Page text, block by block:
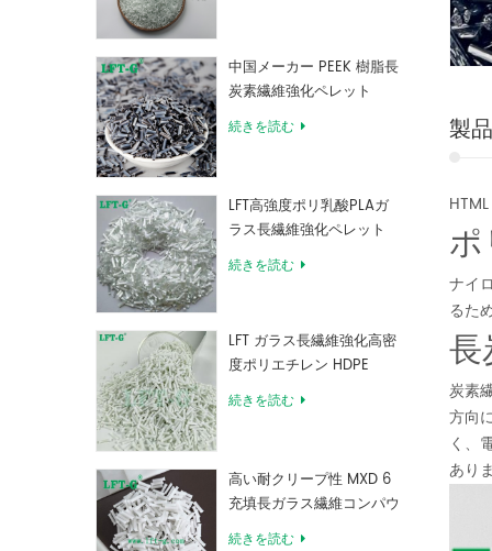
中国メーカー PEEK 樹脂長
炭素繊維強化ペレット
続きを読む
LFT高強度ポリ乳酸PLAガ
ラス長繊維強化ペレット
続きを読む
LFT ガラス長繊維強化高密
度ポリエチレン HDPE
続きを読む
高い耐クリープ性 MXD 6
充填長ガラス繊維コンパウ
ンド
続きを読む
製
HTML
ナイ
るた
炭素
方向
く、
あり